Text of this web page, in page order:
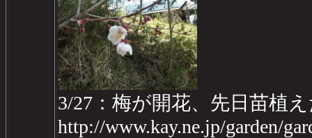
3/27：梅が開花、先日苗植
http://www.kay.ne.jp/garden/